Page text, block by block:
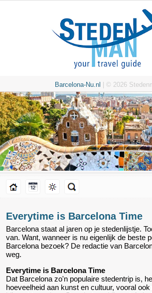
Barcelona-Nu.nl | © 2026
Everytime is Barcelona Time
Barcelona staat al jaren op je stedenlijstje.
van. Want, wanneer is nu eigenlijk de beste
Barcelona bezoek? De redactie van
weg.
Everytime is Barcelona Time
Dat Barcelona zo'n populaire stedentrip is,
hoeveelheid aan kunst en cultuur, vooral